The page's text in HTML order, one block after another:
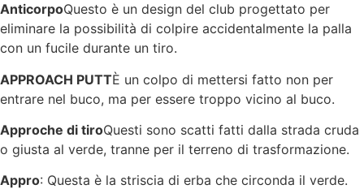
AnticorpoQuesto è un design del club progettato per
eliminare la possibilità di colpire accidentalmente la palla
con un fucile durante un tiro.
APPROACH PUTTÈ un colpo di mettersi fatto non per
entrare nel buco, ma per essere troppo vicino al buco.
Approche di tiroQuesti sono scatti fatti dalla strada cruda
o giusta al verde, tranne per il terreno di trasformazione.
Appro: Questa è la striscia di erba che circonda il verde.